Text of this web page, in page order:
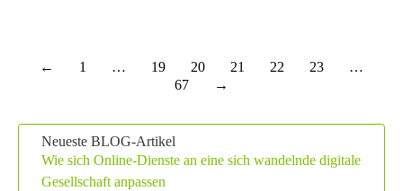
← 1 … 19 20 21 22 23
…
67
→
Neueste BLOG-Artikel
Wie sich Online-Dienste an eine sich wandelnde digitale
Gesellschaft anpassen